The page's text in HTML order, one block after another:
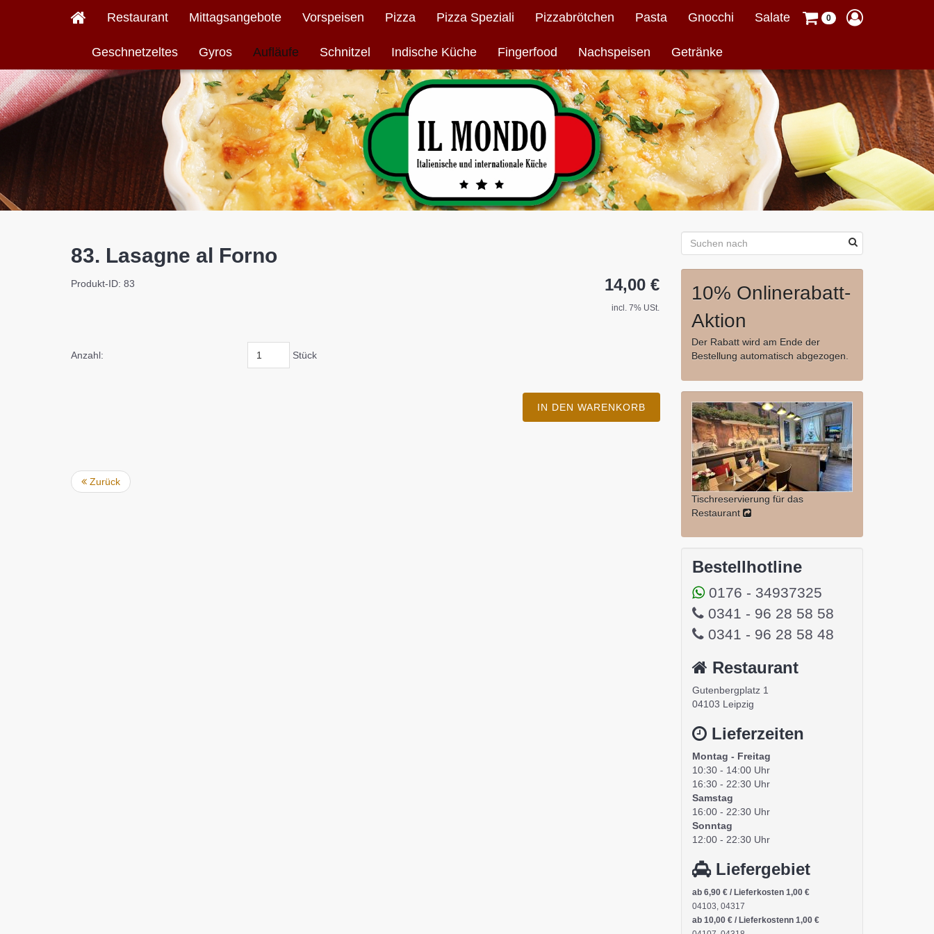
0
Restaurant Mittagsangebote Vorspeisen Pizza Pizza Speziali Pizzabrötchen Pasta Gnocchi Salate
Geschnetzeltes Gyros Aufläufe Schnitzel Indische Küche Fingerfood Nachspeisen Getränke
83. Lasagne al Forno
Produkt-ID: 83 14,00 €
incl. 7% USt.
Anzahl: Stück
IN DEN WARENKORB
Zurück
10% Onlinerabatt-
Aktion
Der Rabatt wird am Ende der
Bestellung automatisch abgezogen.
Tischreservierung für das
Restaurant
Bestellhotline
0176 - 34937325
0341 - 96 28 58 58
0341 - 96 28 58 48
Restaurant
Gutenbergplatz 1
04103 Leipzig
Lieferzeiten
Montag - Freitag
10:30 - 14:00 Uhr
16:30 - 22:30 Uhr
Samstag
16:00 - 22:30 Uhr
Sonntag
12:00 - 22:30 Uhr
Liefergebiet
ab 6,90 € / Lieferkosten 1,00 €
04103, 04317
ab 10,00 € / Lieferkostenn 1,00 €